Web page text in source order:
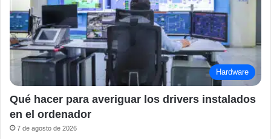
Hardware
Qué hacer para averiguar los drivers instalados
en el ordenador
7 de agosto de 2026